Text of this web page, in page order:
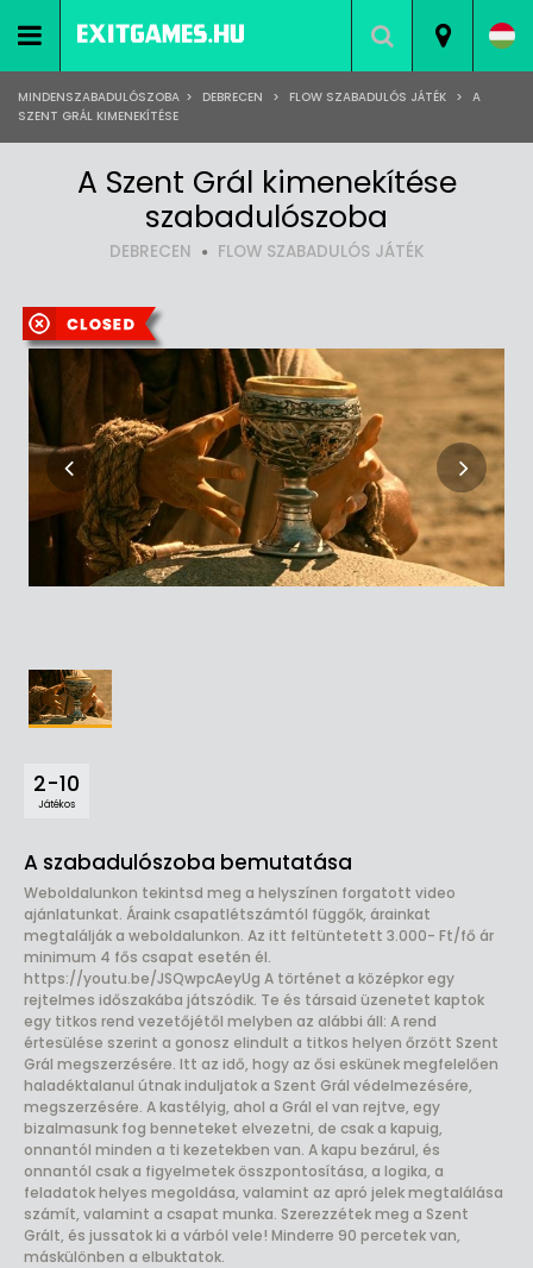
MINDENSZABADULÓSZOBA > DEBRECEN > FLOW SZABADULÓS JÁTÉK > A
SZENT GRÁL KIMENEKÍTÉSE
A Szent Grál kimenekítése
szabadulószoba
DEBRECEN FLOW SZABADULÓS JÁTÉK
2-10
Játékos
A szabadulószoba bemutatása
Weboldalunkon tekintsd meg a helyszínen forgatott video
ajánlatunkat. Áraink csapatlétszámtól függők, árainkat
megtalálják a weboldalunkon. Az itt feltüntetett 3.000- Ft/fő ár
minimum 4 fős csapat esetén él.
https://youtu.be/JSQwpcAeyUg A történet a középkor egy
rejtelmes időszakába játszódik. Te és társaid üzenetet kaptok
egy titkos rend vezetőjétől melyben az alábbi áll: A rend
értesülése szerint a gonosz elindult a titkos helyen őrzött Szent
Grál megszerzésére. Itt az idő, hogy az ősi eskünek megfelelően
haladéktalanul útnak induljatok a Szent Grál védelmezésére,
megszerzésére. A kastélyig, ahol a Grál el van rejtve, egy
bizalmasunk fog benneteket elvezetni, de csak a kapuig,
onnantól minden a ti kezetekben van. A kapu bezárul, és
onnantól csak a figyelmetek összpontosítása, a logika, a
feladatok helyes megoldása, valamint az apró jelek megtalálása
számít, valamint a csapat munka. Szerezzétek meg a Szent
Grált, és jussatok ki a várból vele! Minderre 90 percetek van,
máskülönben a elbuktatok.